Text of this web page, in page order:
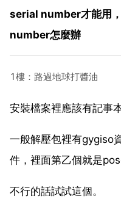
serial number才能用
number怎麼辦
1樓：路過地球打醬油
安裝檔案裡應該有記事
一般解壓包裡有gygiso
件，裡面第乙個就是
不行的話試試這個。